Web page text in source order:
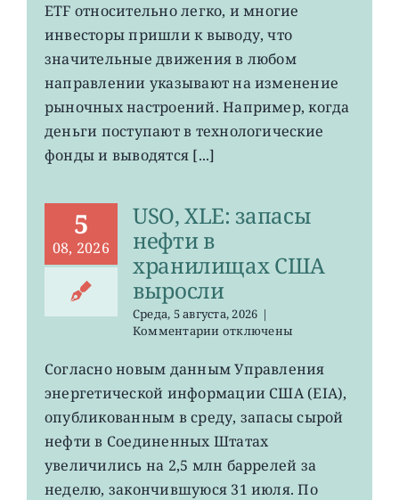
говорят
потоки
на
рынке
ETF
ETF относительно легко, и многие
инвесторы пришли к выводу, что
значительные движения в любом
направлении указывают на изменение
рыночных настроений. Например, когда
деньги поступают в технологические
фонды и выводятся [...]
5
08, 2026
USO, XLE: запасы
нефти в
хранилищах США
выросли
Среда, 5 августа, 2026 |
Комментариик
USO,
запасы
нефти
хранилищах
США
выросли
отключены
Согласно новым данным Управления
энергетической информации США (EIA),
опубликованным в среду, запасы сырой
нефти в Соединенных Штатах
увеличились на 2,5 млн баррелей за
неделю, закончившуюся 31 июля. По